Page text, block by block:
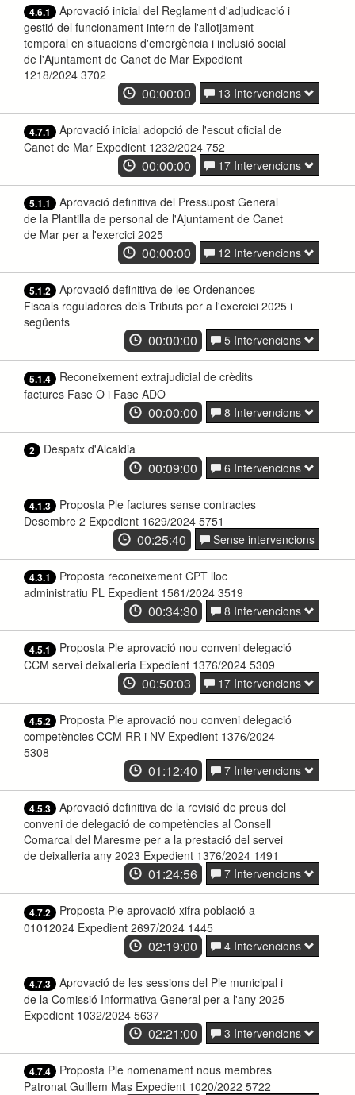
4.6.1
Aprovació inicial del Reglament d'adjudicació i
gestió del funcionament intern de l'allotjament
temporal en situacions d'emergència i inclusió social
de l'Ajuntament de Canet de Mar Expedient
1218/2024 3702
00:00:00 13 Intervencions
4.7.1
Aprovació inicial adopció de l'escut oficial de
Canet de Mar Expedient 1232/2024 752
00:00:00 17 Intervencions
5.1.1
Aprovació definitiva del Pressupost General
de la Plantilla de personal de l'Ajuntament de Canet
de Mar per a l'exercici 2025
00:00:00 12 Intervencions
5.1.2
Aprovació definitiva de les Ordenances
Fiscals reguladores dels Tributs per a l'exercici 2025 i
següents
00:00:00 5 Intervencions
5.1.4
Reconeixement extrajudicial de crèdits
factures Fase O i Fase ADO
00:00:00 8 Intervencions
2 Despatx d'Alcaldia
00:09:00 6 Intervencions
4.1.3
Proposta Ple factures sense contractes
Desembre 2 Expedient 1629/2024 5751
00:25:40 Sense intervencions
4.3.1
Proposta reconeixement CPT lloc
administratiu PL Expedient 1561/2024 3519
00:34:30 8 Intervencions
4.5.1
Proposta Ple aprovació nou conveni delegació
CCM servei deixalleria Expedient 1376/2024 5309
00:50:03 17 Intervencions
4.5.2
Proposta Ple aprovació nou conveni delegació
competències CCM RR i NV Expedient 1376/2024
5308
01:12:40 7 Intervencions
4.5.3
Aprovació definitiva de la revisió de preus del
conveni de delegació de competències al Consell
Comarcal del Maresme per a la prestació del servei
de deixalleria any 2023 Expedient 1376/2024 1491
01:24:56 7 Intervencions
4.7.2
Proposta Ple aprovació xifra població a
01012024 Expedient 2697/2024 1445
02:19:00 4 Intervencions
4.7.3
Aprovació de les sessions del Ple municipal i
de la Comissió Informativa General per a l'any 2025
Expedient 1032/2024 5637
02:21:00 3 Intervencions
4.7.4
Proposta Ple nomenament nous membres
Patronat Guillem Mas Expedient 1020/2022 5722